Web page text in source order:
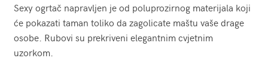
Sexy ogrtač napravljen je od poluprozirnog materijala koji
će pokazati taman toliko da zagolicate maštu vaše drage
osobe. Rubovi su prekriveni elegantnim cvjetnim
uzorkom.